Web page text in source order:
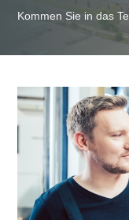
Kommen Sie in das